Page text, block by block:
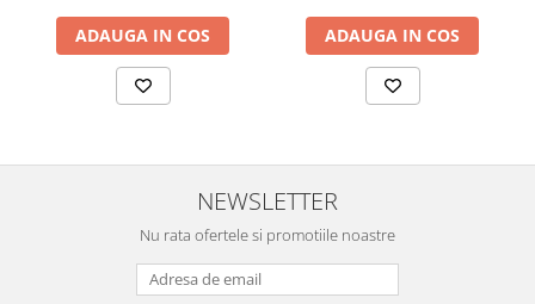
ADAUGA IN COS ADAUGA IN COS
NEWSLETTER
Nu rata ofertele si promotiile noastre